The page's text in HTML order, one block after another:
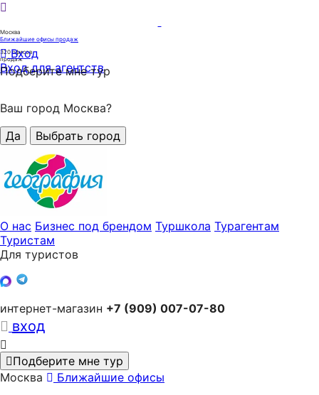
Москва
Ближайшие офисы продаж
320офисов
продаж
Вход
Вход для агентств
Подберите мне тур
Ваш город Москва?
Да
Выбрать город
О нас Бизнес под брендом Туршкола Турагентам
Туристам
Для туристов
интернет-магазин +7 (909) 007-07-80
вход
Подберите мне тур
Москва
Ближайшие офисы